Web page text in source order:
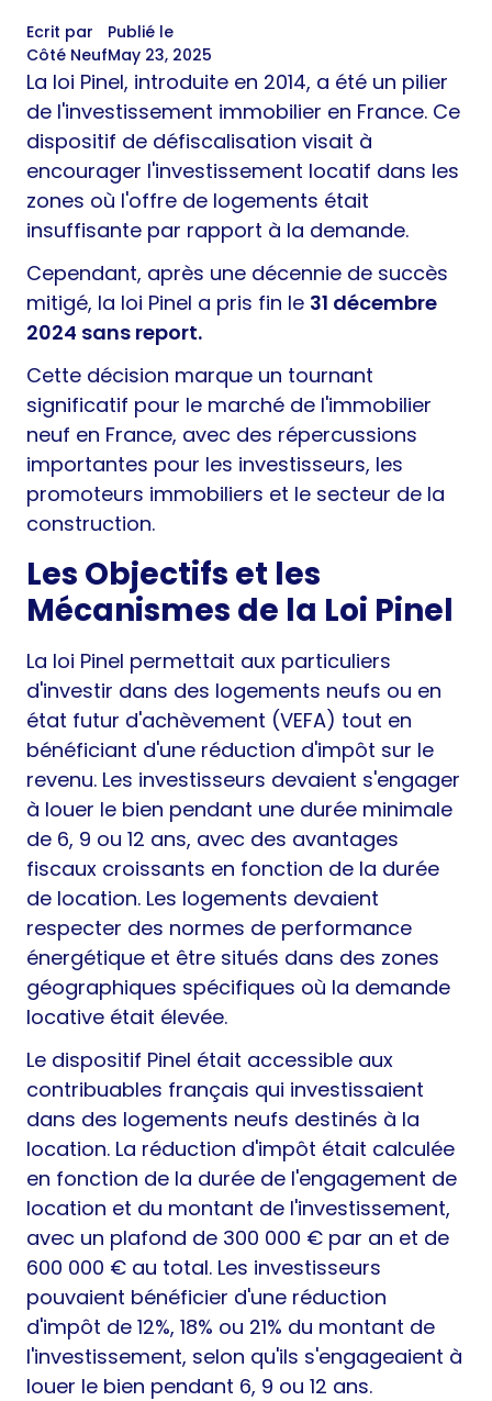
Ecrit par
Côté Neuf
Publié le
May 23, 2025
La loi Pinel, introduite en 2014, a été un pilier
de l'investissement immobilier en France. Ce
dispositif de défiscalisation visait à
encourager l'investissement locatif dans les
zones où l'offre de logements était
insuffisante par rapport à la demande.
Cependant, après une décennie de succès
mitigé, la loi Pinel a pris fin le 31 décembre
2024 sans report.
Cette décision marque un tournant
significatif pour le marché de l'immobilier
neuf en France, avec des répercussions
importantes pour les investisseurs, les
promoteurs immobiliers et le secteur de la
construction.
Les Objectifs et les
Mécanismes de la Loi Pinel
La loi Pinel permettait aux particuliers
d'investir dans des logements neufs ou en
état futur d'achèvement (VEFA) tout en
bénéficiant d'une réduction d'impôt sur le
revenu. Les investisseurs devaient s'engager
à louer le bien pendant une durée minimale
de 6, 9 ou 12 ans, avec des avantages
fiscaux croissants en fonction de la durée
de location. Les logements devaient
respecter des normes de performance
énergétique et être situés dans des zones
géographiques spécifiques où la demande
locative était élevée.
Le dispositif Pinel était accessible aux
contribuables français qui investissaient
dans des logements neufs destinés à la
location. La réduction d'impôt était calculée
en fonction de la durée de l'engagement de
location et du montant de l'investissement,
avec un plafond de 300 000 € par an et de
600 000 € au total. Les investisseurs
pouvaient bénéficier d'une réduction
d'impôt de 12%, 18% ou 21% du montant de
l'investissement, selon qu'ils s'engageaient à
louer le bien pendant 6, 9 ou 12 ans.